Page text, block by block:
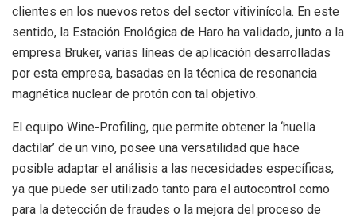
clientes en los nuevos retos del sector vitivinícola. En este
sentido, la Estación Enológica de Haro ha validado, junto a la
empresa Bruker, varias líneas de aplicación desarrolladas
por esta empresa, basadas en la técnica de resonancia
magnética nuclear de protón con tal objetivo.
El equipo Wine-Profiling, que permite obtener la ‘huella
dactilar’ de un vino, posee una versatilidad que hace
posible adaptar el análisis a las necesidades específicas,
ya que puede ser utilizado tanto para el autocontrol como
para la detección de fraudes o la mejora del proceso de